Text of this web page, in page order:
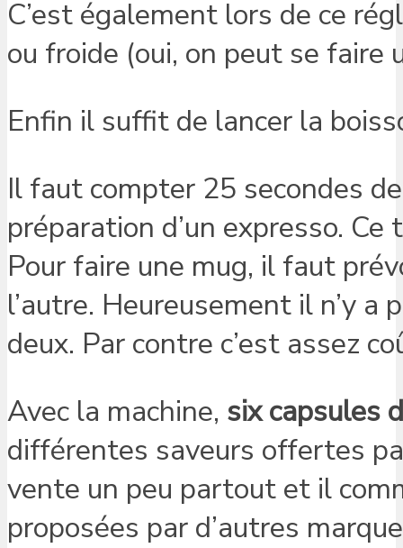
C’est également lors de ce
ou froide (oui, on peut se faire
Enfin il suffit de lancer la
Il faut compter 25 secondes
préparation d’un expresso.
Pour faire une mug, il faut
l’autre. Heureusement il n’y
deux. Par contre c’est assez
Avec la machine, six capsules
différentes saveurs offertes
vente un peu partout et il
proposées par d’autres